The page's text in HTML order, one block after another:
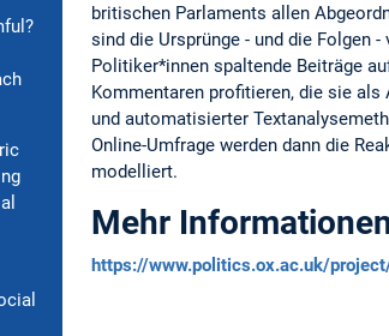
britischen Parlaments allen
sind die Ursprünge - und die Folgen
Politiker*innen spaltende Beiträge
Kommentaren profitieren, die sie
und automatisierter
Online-Umfrage werden dann die
modelliert.
Mehr
https://www.politics.ox.ac.uk/